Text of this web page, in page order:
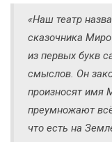
«Наш театр
сказочника
из первых букв
смыслов. Он
произносят имя
преумножают
что есть на